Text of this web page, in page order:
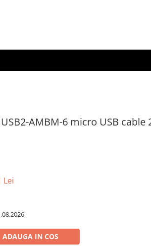
AMBM-6 micro USB cable
Lei
ADAUGA IN COS